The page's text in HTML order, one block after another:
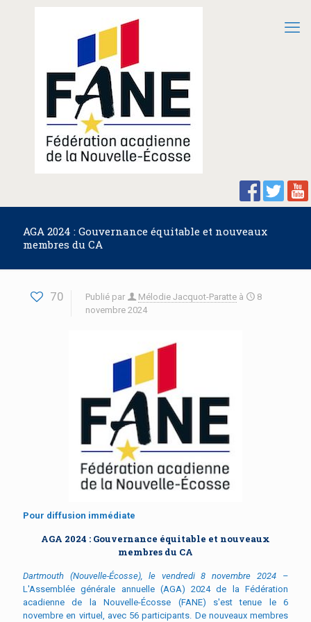
AGA 2024 : Gouvernance équitable et nouveaux
membres du CA
70 Publié par Mélodie Jacquot-Paratte à
8
novembre 2024
Pour diffusion immédiate
AGA 2024 : Gouvernance équitable et nouveaux
membres du CA
Dartmouth (Nouvelle-Écosse), le vendredi 8 novembre 2024
–
L'Assemblée générale annuelle (AGA) 2024 de la Fédération
acadienne de la Nouvelle-Écosse (FANE) s'est tenue le 6
novembre en virtuel, avec 56 participants. De nouveaux membres